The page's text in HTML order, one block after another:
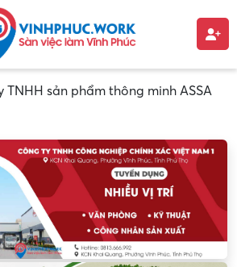
TNHH sản phẩm thông minh ASSA